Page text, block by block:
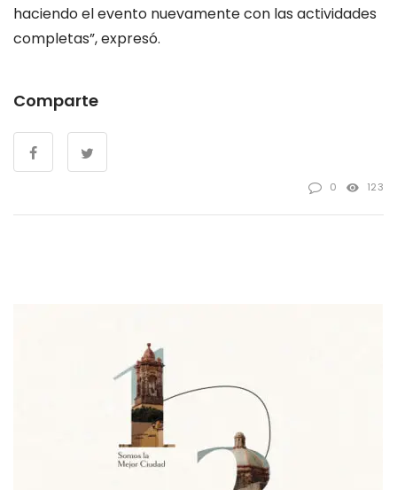
haciendo el evento nuevamente con las actividades
completas”, expresó.
Comparte
0 123